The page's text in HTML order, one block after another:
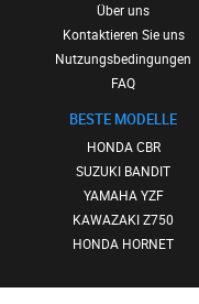
Über uns
Kontaktieren Sie uns
Nutzungsbedingungen
FAQ
BESTE MODELLE
HONDA CBR
SUZUKI BANDIT
YAMAHA YZF
KAWAZAKI Z750
HONDA HORNET